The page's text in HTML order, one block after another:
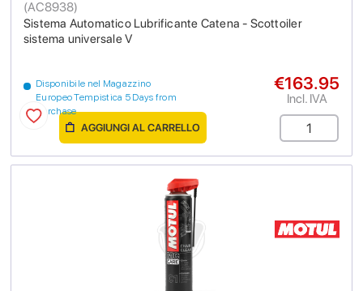
Sistema Automatico Lubrificante Catena - Scottoiler
sistema universale V
(AC8938)
Disponibile nel Magazzino
Europeo Tempistica 5 Days from
purchase
€163.95
Incl. IVA
AGGIUNGI AL CARRELLO